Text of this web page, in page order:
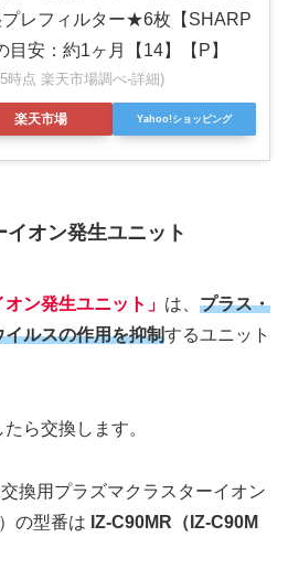
レフィルター★6枚【SHARP
安：約1ヶ月【14】【P】
時点 楽天市場調べ-詳細)
楽天市場 Yahoo!ショッピング
オン発生ユニット
ン発生ユニット」 は、 プラス・
ルスの作用を抑制するユニット
ら交換します。
換用プラズマクラスターイオン
の型番は IZ-C90MR（IZ-C90M